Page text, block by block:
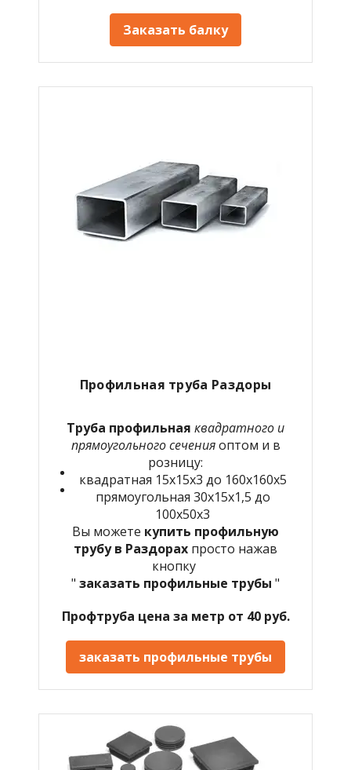
Заказать балку
Профильная труба Раздоры
Труба профильная квадратного и
прямоугольного сеченияоптом и в
розницу:
квадратная 15х15х3 до 160х160х5
прямоугольная 30х15х1,5 до
100х50х3
Вы можете купить профильную
трубу в Раздорах просто нажав
кнопку
" заказать профильные трубы "
Профтруба цена за метр от 40 руб.
заказать профильные трубы